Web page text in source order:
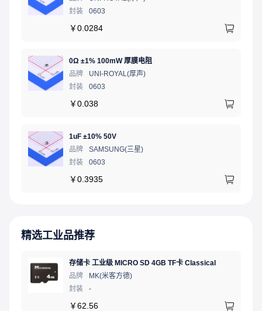
封装
0603
￥0.0284
0Ω ±1% 100mW 厚膜电阻
品牌
UNI-ROYAL(厚声)
封装
0603
￥0.038
1uF ±10% 50V
品牌
SAMSUNG(三星)
封装
0603
￥0.3935
精选工业品推荐
存储卡 工业级 MICRO SD 4GB TF卡 Classical
品牌
MK(米客方德)
封装
-
￥62.56